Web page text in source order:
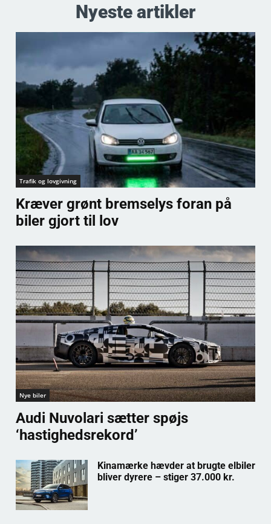
Nyeste artikler
Trafik og lovgivning
Kræver grønt bremselys foran på
biler gjort til lov
Nye biler
Audi Nuvolari sætter spøjs
‘hastighedsrekord’
Kinamærke hævder at brugte elbiler
bliver dyrere – stiger 37.000 kr.